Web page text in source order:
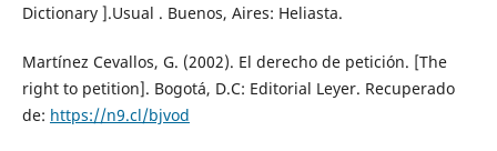
Dictionary ].Usual . Buenos, Aires: Heliasta.
Martínez Cevallos, G. (2002). El derecho de petición. [The
right to petition]. Bogotá, D.C: Editorial Leyer. Recuperado
de: https://n9.cl/bjvod